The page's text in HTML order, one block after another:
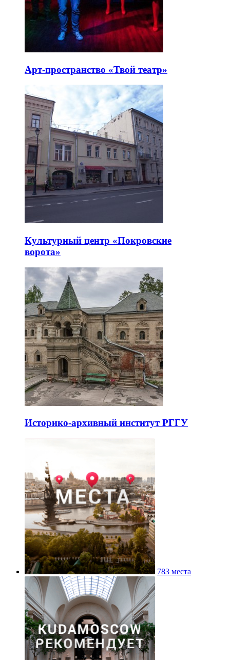
Арт-пространство «Твой театр»
Культурный центр «Покровские
ворота»
Историко-архивный институт РГГУ
783 места